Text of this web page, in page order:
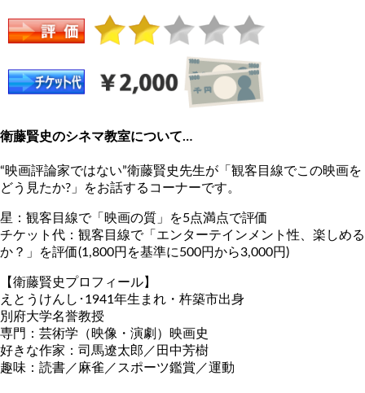
衛藤賢史のシネマ教室について…
“映画評論家ではない”衛藤賢史先生が「観客目線でこの映画を
どう見たか?」をお話するコーナーです。
星：観客目線で「映画の質」を5点満点で評価
チケット代：観客目線で「エンターテインメント性、楽しめる
か？」を評価(1,800円を基準に500円から3,000円)
【衛藤賢史プロフィール】
えとうけんし･1941年生まれ・杵築市出身
別府大学名誉教授
専門：芸術学（映像・演劇）映画史
好きな作家：司馬遼太郎／田中芳樹
趣味：読書／麻雀／スポーツ鑑賞／運動